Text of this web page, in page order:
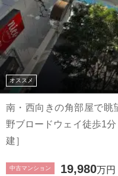
オススメ
南・西向きの角部屋で
野ブロードウェイ徒歩1
建］
中古マンション 19,980万円